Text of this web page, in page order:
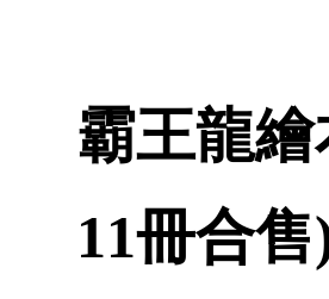
霸王龍
11冊合售